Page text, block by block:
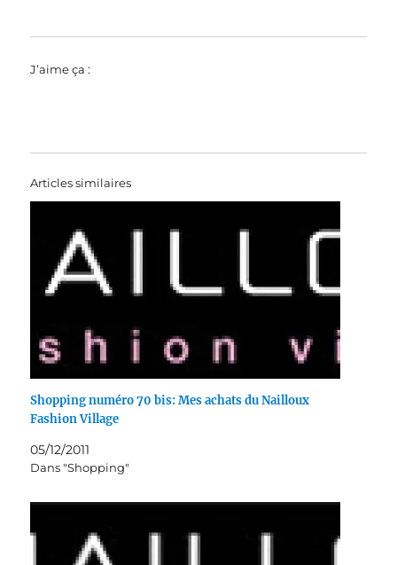
J’aime ça :
Articles similaires
Shopping numéro 70 bis: Mes achats du Nailloux
Fashion Village
05/12/2011
Dans "Shopping"